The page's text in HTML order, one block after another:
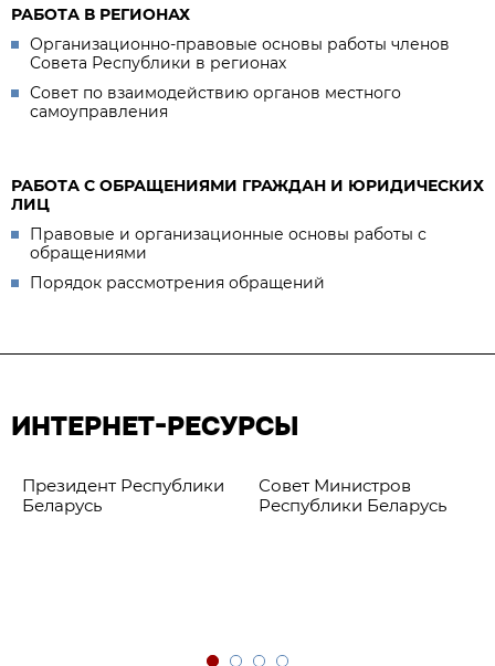
РАБОТА В РЕГИОНАХ
Организационно-правовые основы работы членов
Совета Республики в регионах
Совет по взаимодействию органов местного
самоуправления
РАБОТА С ОБРАЩЕНИЯМИ ГРАЖДАН И ЮРИДИЧЕСКИХ
ЛИЦ
Правовые и организационные основы работы с
обращениями
Порядок рассмотрения обращений
ИНТЕРНЕТ-РЕСУРСЫ
Президент Республики
Беларусь
Совет Министров
Республики Беларусь